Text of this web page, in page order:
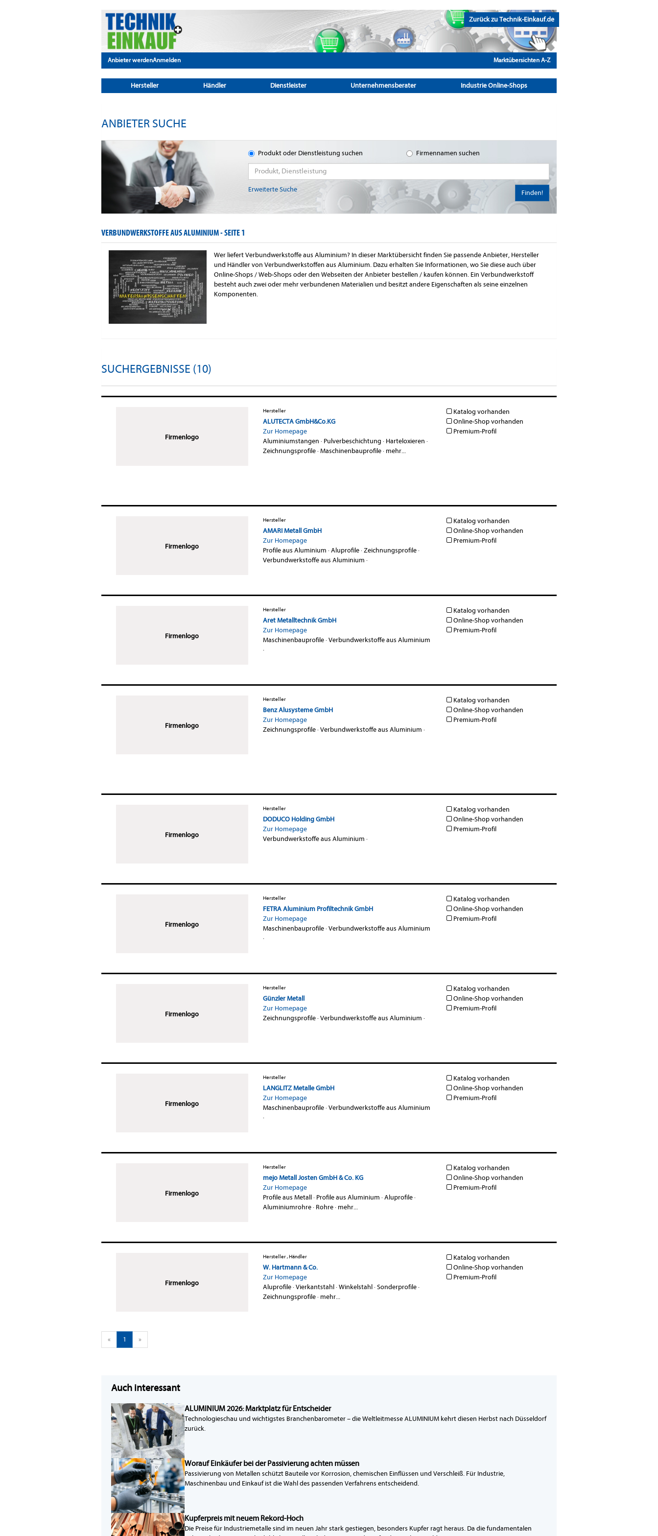
Zurück zu Technik-Einkauf.de
Anbieter werdenAnmelden Marktübersichten A-Z
Hersteller Händler Dienstleister Unternehmensberater Industrie Online-Shops
ANBIETER SUCHE
Produkt oder Dienstleistung suchen Firmennamen suchen
Erweiterte Suche Finden!
VERBUNDWERKSTOFFE AUS ALUMINIUM -SEITE 1
Wer liefert Verbundwerkstoffe aus Aluminium? In dieser Marktübersicht finden Sie passende Anbieter, Hersteller
und Händler von Verbundwerkstoffen aus Aluminium. Dazu erhalten Sie Informationen, wo Sie diese auch über
Online-Shops / Web-Shops oder den Webseiten der Anbieter bestellen / kaufen können. Ein Verbundwerkstoff
besteht auch zwei oder mehr verbundenen Materialien und besitzt andere Eigenschaften als seine einzelnen
Komponenten.
SUCHERGEBNISSE (10)
Firmenlogo
Hersteller
ALUTECTA GmbH&Co.KG
Zur Homepage
Aluminiumstangen · Pulverbeschichtung · Harteloxieren ·
Zeichnungsprofile·Maschinenbauprofile· mehr...
Katalog vorhanden
Online-Shop vorhanden
Premium-Profil
Firmenlogo
Hersteller
AMARI Metall GmbH
Zur Homepage
Profile aus Aluminium ·Aluprofile·Zeichnungsprofile·
Verbundwerkstoffe aus Aluminium ·
Katalog vorhanden
Online-Shop vorhanden
Premium-Profil
Firmenlogo
Hersteller
Aret Metalltechnik GmbH
Zur Homepage
Maschinenbauprofile·Verbundwerkstoffe aus Aluminium
·
Katalog vorhanden
Online-Shop vorhanden
Premium-Profil
Firmenlogo
Hersteller
Benz Alusysteme GmbH
Zur Homepage
Zeichnungsprofile·Verbundwerkstoffe aus Aluminium ·
Katalog vorhanden
Online-Shop vorhanden
Premium-Profil
Firmenlogo
Hersteller
DODUCO Holding GmbH
Zur Homepage
Verbundwerkstoffe aus Aluminium ·
Katalog vorhanden
Online-Shop vorhanden
Premium-Profil
Firmenlogo
Hersteller
FETRA Aluminium Profiltechnik GmbH
Zur Homepage
Maschinenbauprofile·Verbundwerkstoffe aus Aluminium
·
Katalog vorhanden
Online-Shop vorhanden
Premium-Profil
Firmenlogo
Hersteller
Günzler Metall
Zur Homepage
Zeichnungsprofile·Verbundwerkstoffe aus Aluminium ·
Katalog vorhanden
Online-Shop vorhanden
Premium-Profil
Firmenlogo
Hersteller
LANGLITZ Metalle GmbH
Zur Homepage
Maschinenbauprofile·Verbundwerkstoffe aus Aluminium
·
Katalog vorhanden
Online-Shop vorhanden
Premium-Profil
Firmenlogo
Hersteller
mejo Metall Josten GmbH & Co. KG
Zur Homepage
Profile aus Metall· Profile aus Aluminium ·Aluprofile·
Aluminiumrohre· Rohre· mehr...
Katalog vorhanden
Online-Shop vorhanden
Premium-Profil
Firmenlogo
Hersteller , Händler
W. Hartmann & Co.
Zur Homepage
Aluprofile·Vierkantstahl·Winkelstahl·Sonderprofile·
Zeichnungsprofile· mehr...
Katalog vorhanden
Online-Shop vorhanden
Premium-Profil
« 1 »
Auch interessant
ALUMINIUM 2026: Marktplatz für Entscheider
Technologieschau und wichtigstes Branchenbarometer – die Weltleitmesse ALUMINIUM kehrt diesen Herbst nach Düsseldorf
zurück.
Worauf Einkäufer bei der Passivierung achten müssen
Passivierung von Metallen schützt Bauteile vor Korrosion, chemischen Einflüssen und Verschleiß. Für Industrie,
Maschinenbau und Einkauf ist die Wahl des passenden Verfahrens entscheidend.
Kupferpreis mit neuem Rekord-Hoch
Die Preise für Industriemetalle sind im neuen Jahr stark gestiegen, besonders Kupfer ragt heraus. Da die fundamentalen